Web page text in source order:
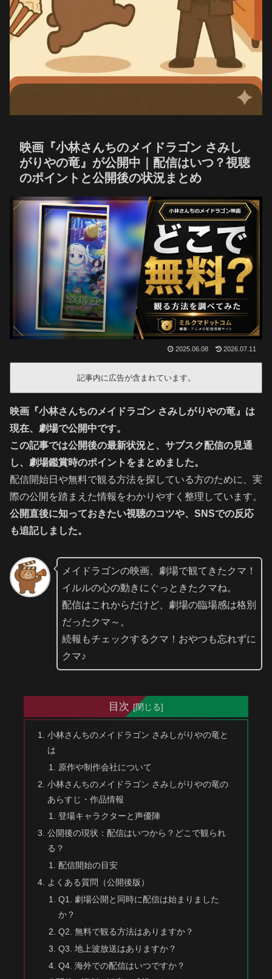
映画『小林さんちのメイドラゴン さみし
がりやの竜』が公開中｜配信はいつ？視聴
のポイントと公開後の状況まとめ
2025.06.08 2026.07.11
記事内に広告が含まれています。
映画『小林さんちのメイドラゴン さみしがりやの竜』は
現在、劇場で公開中です。
この記事では公開後の最新状況と、サブスク配信の見通
し、劇場鑑賞時のポイントをまとめました。
配信開始日や無料で観る方法を探している方のために、実
際の公開を踏まえた情報をわかりやすく整理しています。
公開直後に知っておきたい視聴のコツや、SNSでの反応
も追記しました。
メイドラゴンの映画、劇場で観てきたクマ！
イルルの心の動きにぐっときたクマね。
配信はこれからだけど、劇場の臨場感は格別
だったクマ～。
続報もチェックするクマ！おやつも忘れずに
クマ♪
目次
小林さんちのメイドラゴン さみしがりやの竜と
は
原作や制作会社について
小林さんちのメイドラゴン さみしがりやの竜の
あらすじ・作品情報
登場キャラクターと声優陣
公開後の現状：配信はいつから？どこで観られ
る？
配信開始の目安
よくある質問（公開後版）
Q1. 劇場公開と同時に配信は始まりました
か？
Q2. 無料で観る方法はありますか？
Q3. 地上波放送はありますか？
Q4. 海外での配信はいつですか？